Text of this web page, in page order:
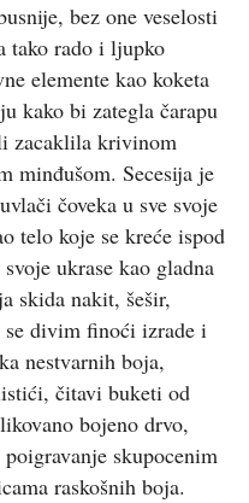
bez one veselosti
tako rado i ljupko
elemente kao koketa
kako bi zategla čarapu
zacaklila krivinom
minđušom. Secesija je
čoveka u sve svoje
telo koje se kreće ispod
ukrase kao gladna
skida nakit, šešir,
divim finoći izrade i
nestvarnih boja,
čitavi buketi od
bojeno drvo,
skupocenim
raskošnih boja.